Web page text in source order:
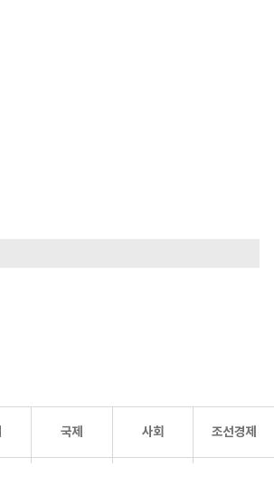
국제 사회 조선경제